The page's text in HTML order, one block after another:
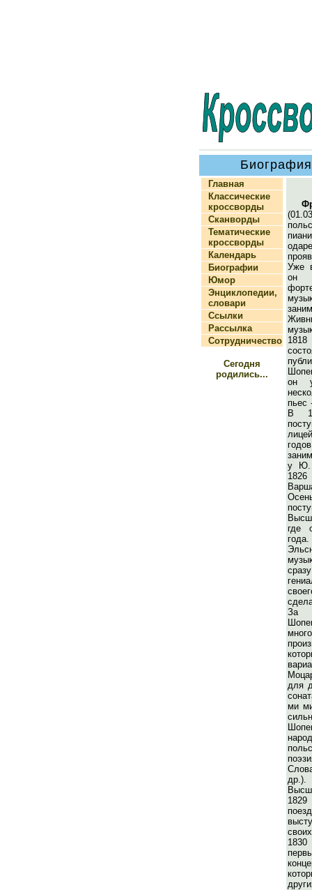
Главная
Классические
кроссворды
Сканворды
Тематические
кроссворды
Календарь
Биографии
Юмор
Энциклопедии,
словари
Ссылки
Рассылка
Сотрудничество
Сегодня
родились...
Уже
он
он
пьес
В
у Ю.
1826
где
За
для
ми
1830